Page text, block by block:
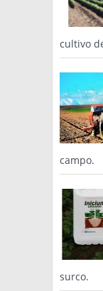
cultivo
campo.
surco.